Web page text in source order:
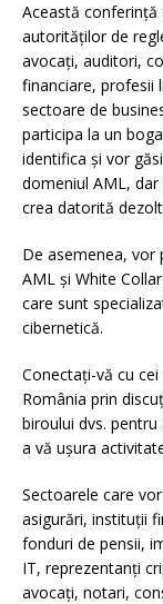
Această conferință
autorităților de
avocați, auditori,
financiare, profesii
sectoare de
participa la un
identifica și vor
domeniul AML,
crea datorită
De asemenea, vor
AML și White
care sunt
cibernetică.
Conectați-vă cu
România prin
biroului dvs.
a vă ușura
Sectoarele care
asigurări, instituții
fonduri de pensii,
IT, reprezentanți
avocați, notari,